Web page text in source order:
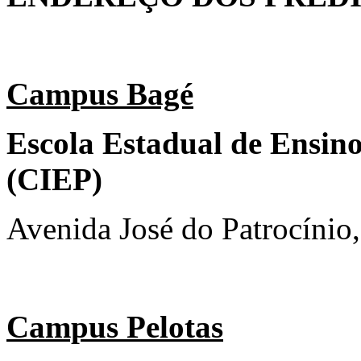
Campus Bagé
Escola Estadual de
(CIEP)
Avenida José do
Campus Pelotas